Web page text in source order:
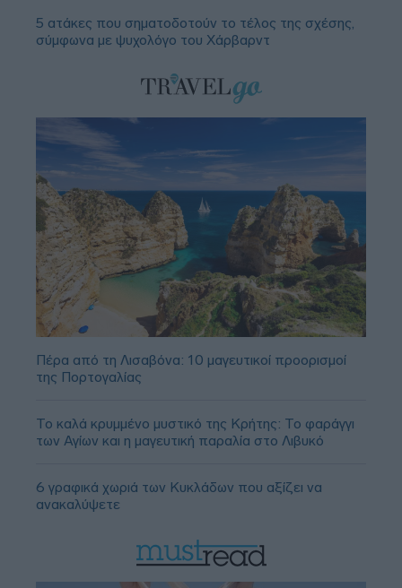
5 ατάκες που σηματοδοτούν το τέλος της σχέσης,
σύμφωνα με ψυχολόγο του Χάρβαρντ
Πέρα από τη Λισαβόνα: 10 μαγευτικοί προορισμοί
της Πορτογαλίας
Το καλά κρυμμένο μυστικό της Κρήτης: Το φαράγγι
των Αγίων και η μαγευτική παραλία στο Λιβυκό
6 γραφικά χωριά των Κυκλάδων που αξίζει να
ανακαλύψετε